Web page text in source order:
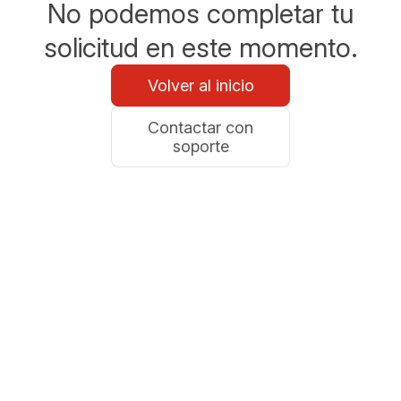
No podemos completar tu
solicitud en este momento.
Volver al inicio
Contactar con
soporte